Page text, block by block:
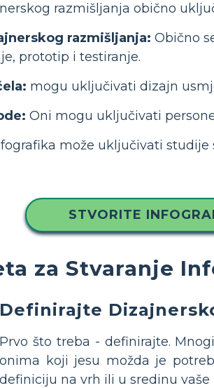
razmišljanja obično
razmišljanja: Obično
prototip i testiranje.
mogu uključivati dizajn
Oni mogu uključivati
može uključivati
STVORITE
za Stvaranje
Definirajte
Prvo što treba - definirajte.
onima koji jesu možda je
definiciju na vrh ili u sredinu